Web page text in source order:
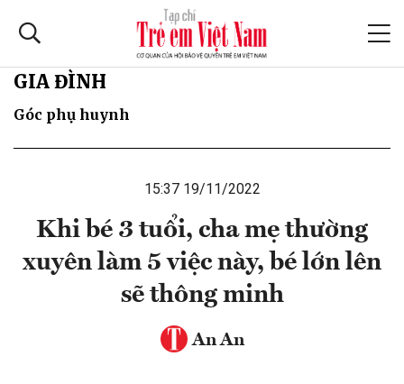
GIA ĐÌNH
Góc phụ huynh
15:37 19/11/2022
Khi bé 3 tuổi, cha mẹ thường
xuyên làm 5 việc này, bé lớn lên
sẽ thông minh
An An